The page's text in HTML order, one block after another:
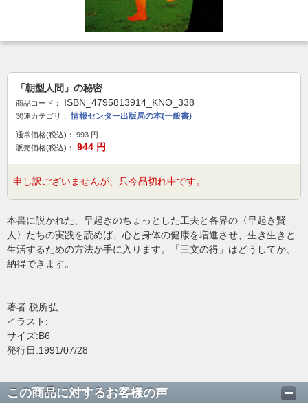
「朝型人間」の秘密
商品コード： ISBN_4795813914_KNO_338
関連カテゴリ： 情報センター出版局の本(一般書)
通常価格(税込)： 993 円
販売価格(税込)：
944 円
申し訳ございませんが、只今品切れ中です。
本書に説かれた、早起きのちょっとした工夫と各界の〈早起き賢
人〉たちの実践を読めば、心と身体の健康を増進させ、生き生きと
生活するための方法が手に入ります。「三文の得」はどうしてか、
納得できます。
著者:税所弘
イラスト:
サイズ:B6
発行日:1991/07/28
この商品に対するお客様の声